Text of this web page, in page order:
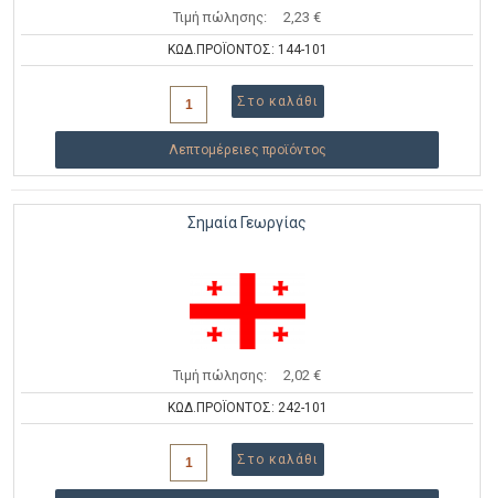
Τιμή πώλησης: 2,23 €
ΚΩΔ.ΠΡΟΪΟΝΤΟΣ: 144-101
Λεπτομέρειες προϊόντος
Σημαία Γεωργίας
Τιμή πώλησης: 2,02 €
ΚΩΔ.ΠΡΟΪΟΝΤΟΣ: 242-101